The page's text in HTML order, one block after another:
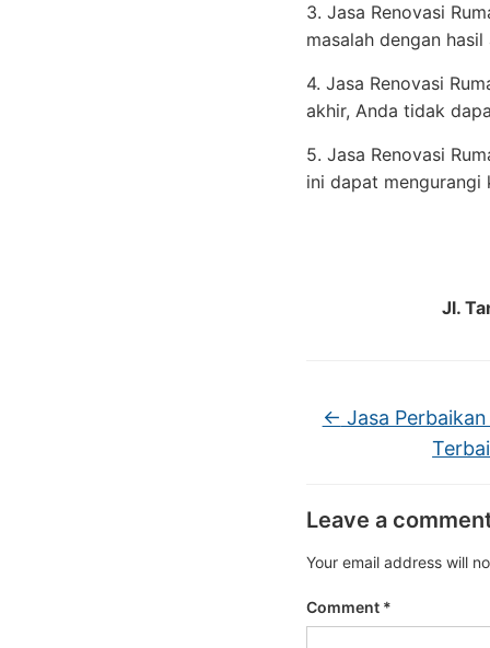
3. Jasa Renovasi
masalah dengan
4. Jasa Renovasi
akhir, Anda tidak
5. Jasa Renovasi
ini dapat mengurangi
Jl.
← Jasa
Leave a
Your email address will
Comment *